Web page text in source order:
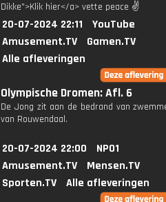
Dikke">Klik hier</a> vette peace ✌
20-07-2024 22:11
YouTube
Amusement.TV
Gamen.TV
Alle afleveringen
Olympische Dromen: Afl. 6
De Jong zit aan de bedrand van
van Rouwendaal.
20-07-2024 22:00
NPO1
Amusement.TV
Mensen.TV
Sporten.TV
Alle afleveringen